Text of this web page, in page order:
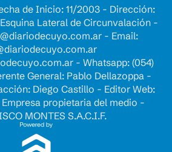
de Inicio: 11/2003 - Dirección:
Lateral de Circunvalación -
- Email:
- Whatsapp: (054)
General: Pablo Dellazoppa -
Diego Castillo - Editor Web:
propietaria del medio -
MONTES S.A.C.I.F.